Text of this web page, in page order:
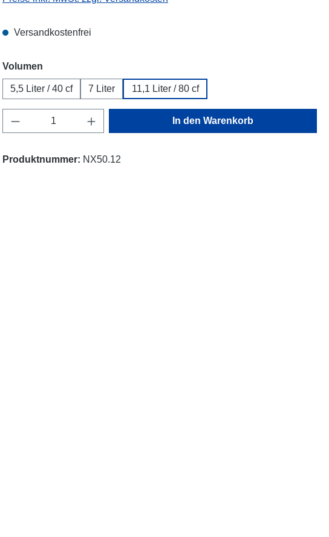
Versandkostenfrei
Volumen
5,5 Liter / 40 cf 7 Liter 11,1 Liter / 80 cf
Produkt Anzahl: Gib den gewünschten Wert ein
In den Warenkorb
Produktnummer: NX50.12